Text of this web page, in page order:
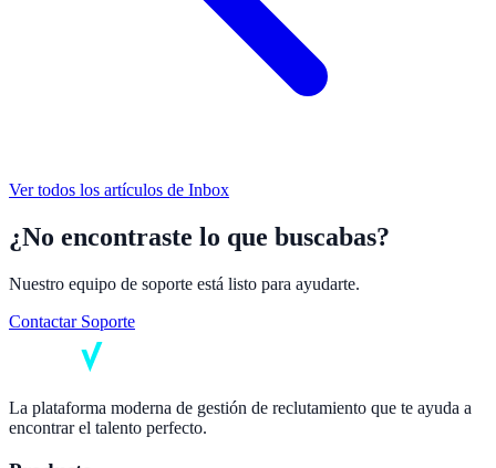
Ver todos los artículos de Inbox
¿No encontraste lo que buscabas?
Nuestro equipo de soporte está listo para ayudarte.
Contactar Soporte
La plataforma moderna de gestión de reclutamiento que te ayuda a
encontrar el talento perfecto.